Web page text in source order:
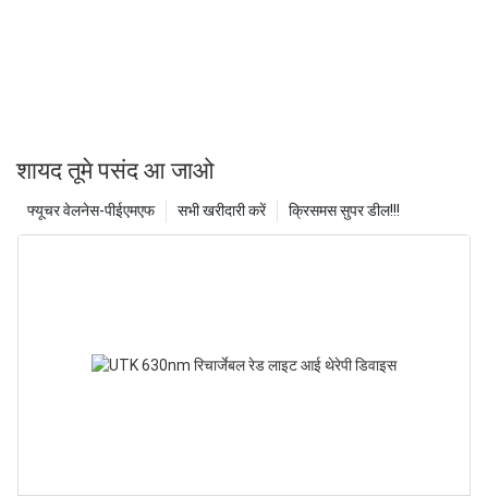
शायद तूमे पसंद आ जाओ
क्रिसमस सुपर डील!!!
सभी खरीदारी करें
फ्यूचर वेलनेस-पीईएमएफ